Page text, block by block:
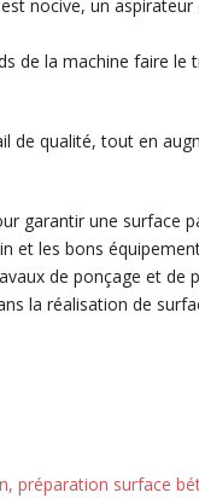
nocive, un
de la machine faire le
de qualité, tout en
garantir une surface
et les bons
de ponçage et de
la réalisation de
, préparation surface